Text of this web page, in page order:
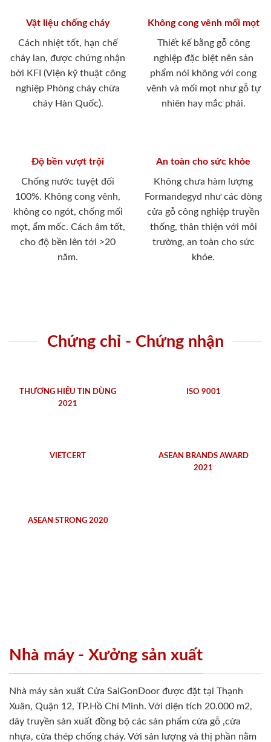
Vật liệu chống cháy
Cách nhiệt tốt, hạn chế
cháy lan, được chứng nhận
bởi KFI (Viện kỹ thuật công
nghiệp Phòng cháy chữa
cháy Hàn Quốc).
Không cong vênh mối mọt
Thiết kế bằng gỗ công
nghiệp đặc biệt nên sản
phẩm nói không với cong
vênh và mối mọt như gỗ tự
nhiên hay mắc phải.
Độ bền vượt trội
Chống nước tuyệt đối
100%. Không cong vênh,
không co ngót, chống mối
mọt, ẩm mốc. Cách âm tốt,
cho độ bền lên tới >20
năm.
An toàn cho sức khỏe
Không chưa hàm lượng
Formandegyd như các dòng
cửa gỗ công nghiệp truyền
thống, thân thiện với môi
trường, an toàn cho sức
khỏe.
Chứng chỉ - Chứng nhận
THƯƠNG HIỆU TIN DÙNG
2021
ISO 9001
VIETCERT
ASEAN BRANDS AWARD
2021
ASEAN STRONG 2020
Nhà máy - Xưởng sản xuất
Nhà máy sản xuất Cửa SaiGonDoor được đặt tại Thạnh
Xuân, Quận 12, TP.Hồ Chí Minh. Với diện tích 20.000 m2,
dây truyền sản xuất đồng bộ các sản phẩm cửa gỗ ,cửa
nhựa, cửa thép chống cháy. Với sản lượng và thị phần nằm